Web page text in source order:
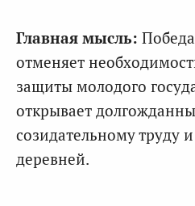
Главная мысль:
отменяет
защиты молодого
открывает
созидательному труду
деревней.